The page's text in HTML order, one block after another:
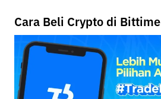
Cara Beli Crypto di Bittime